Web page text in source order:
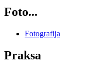
Foto...
Fotografija
Praksa